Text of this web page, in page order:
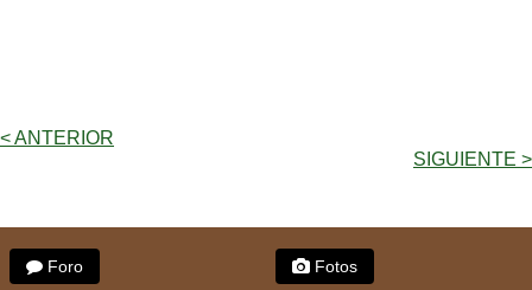
< ANTERIOR
SIGUIENTE >
Foro
Fotos